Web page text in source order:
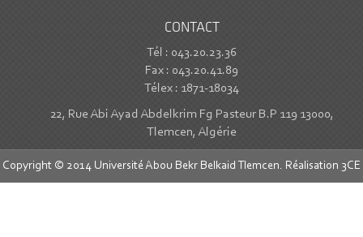
CONTACT
Tél : 043.20.23.36
Fax : 043.20.41.89
Télex : 1871-18034
22, Rue Abi Ayad Abdelkrim Fg Pasteur B.P 119 13000,
Tlemcen, Algérie
Copyright © 2014 Université Abou Bekr Belkaid Tlemcen. Réalisation 3CE